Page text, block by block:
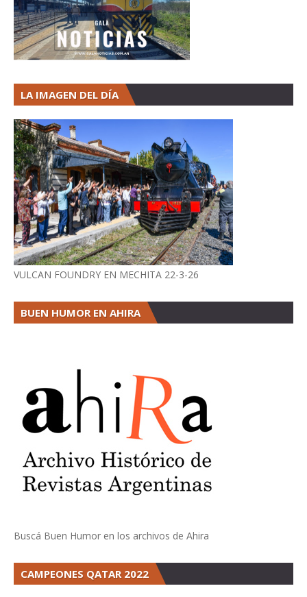
LA IMAGEN DEL DÍA
VULCAN FOUNDRY EN MECHITA 22-3-26
BUEN HUMOR EN AHIRA
Buscá Buen Humor en los archivos de Ahira
CAMPEONES QATAR 2022